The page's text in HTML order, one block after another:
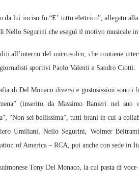
da lui inciso fu “E’ tutto elettrico”, allegato
Nello Segurini che eseguì il motivo musicale
all’interno del microsolco, che contiene
sportivi Paolo Valenti e Sandro Ciotti.
di Del Monaco diversi e gustosissimi sono i
(inserito da Massimo Ranieri nel suo
“Non sei bellissima”, tutti brani in cui a
Umiliani, Nello Segurini, Wolmer
of America – RCA, poi anche con sede in
Tony Del Monaco, la cui pasta di